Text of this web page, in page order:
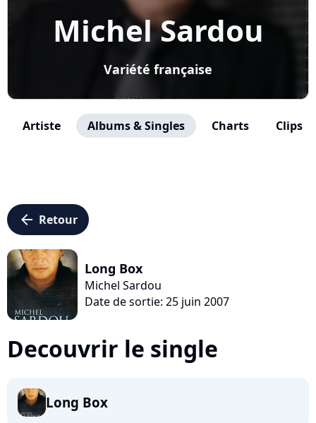
Michel Sardou
Variété française
Artiste Albums & Singles Charts Clips
arrow_left Retour
Long Box
Michel Sardou
Date de sortie: 25 juin 2007
Decouvrir le single
Long Box